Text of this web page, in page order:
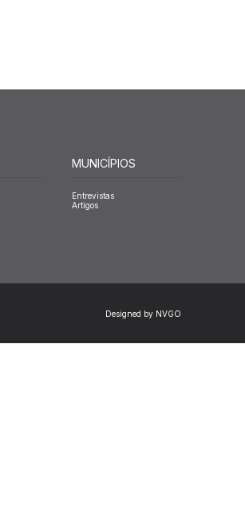
MUNICÍPIOS
Entrevistas
Artigos
Designed by NVGO